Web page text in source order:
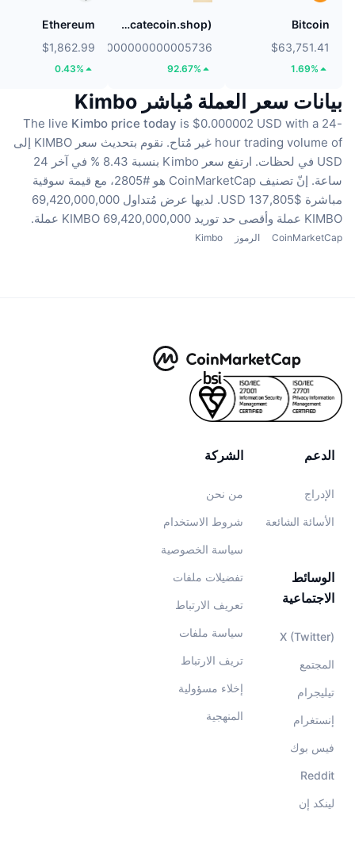
Bitcoin
$63,751.41
1.69%
Catecoin (catecoin.shop)
$0.0000000000005736
92.67%
Ethereum
$1,862.99
0.43%
بيانات سعر العملة مُباشر Kimbo
The live Kimbo price today is $0.000002 USD with a 24-
hour trading volume of غير مُتاح.
نقوم بتحديث سعر KIMBO إلى
USD في لحظات.
ارتفع سعر Kimbo بنسبة 8.43 % في آخر 24
ساعة.
إنّ تصنيف CoinMarketCap هو #2805، مع قيمة سوقية
مباشرة $137,805 USD.
لديها عرض مُتداول 69,420,000,000
KIMBO عملة
وأقصى حد توريد 69,420,000,000 KIMBO عملة.
CoinMarketCap الرموز Kimbo
الشركة
من نحن
شروط الاستخدام
سياسة الخصوصية
تفضيلات ملفات
تعريف الارتباط
سياسة ملفات
تريف الارتباط
إخلاء مسؤولية
المنهجية
الدعم
الإدراج
الأسائة الشائعة
الوسائط
الاجتماعية
X (Twitter)
المجتمع
تيليجرام
إنستغرام
فيس بوك
Reddit
لينكد إن